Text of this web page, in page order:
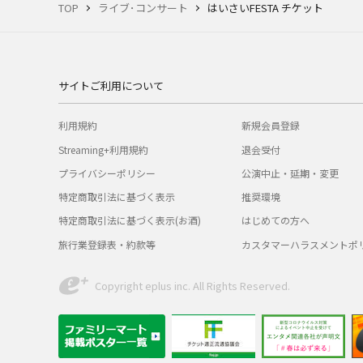
TOP ライブ･コンサート はいさいFESTA チケット
サイトご利用について
利用規約
Streaming+利用規約
プライバシーポリシー
特定商取引法に基づく表示
特定商取引法に基づく表示(お酒)
旅行業登録表・約款等
新規会員登録
退会受付
公演中止・延期・変更
推奨環境
はじめての方へ
カスタマーハラスメントポ
Copyright eplus inc. All Rights Reserved.